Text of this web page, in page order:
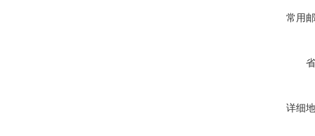
常用
详细